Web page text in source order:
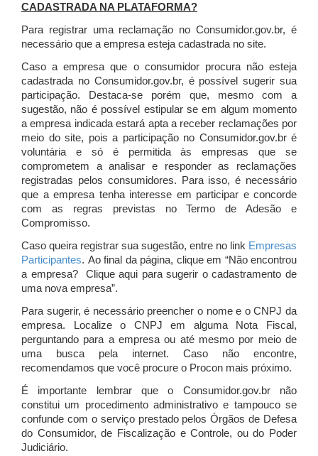
CADASTRADA NA PLATAFORMA?
Para registrar uma reclamação no Consumidor.gov.br, é
necessário que a empresa esteja cadastrada no site.
Caso a empresa que o consumidor procura não esteja
cadastrada no Consumidor.gov.br, é possível sugerir sua
participação. Destaca-se porém que, mesmo com a
sugestão, não é possível estipular se em algum momento
a empresa indicada estará apta a receber reclamações por
meio do site, pois a participação no Consumidor.gov.br é
voluntária e só é permitida às empresas que se
comprometem a analisar e responder as reclamações
registradas pelos consumidores. Para isso, é necessário
que a empresa tenha interesse em participar e concorde
com as regras previstas no Termo de Adesão e
Compromisso.
Caso queira registrar sua sugestão, entre no link Empresas
Participantes. Ao final da página, clique em “Não encontrou
a empresa? Clique aqui para sugerir o cadastramento de
uma nova empresa”.
Para sugerir, é necessário preencher o nome e o CNPJ da
empresa. Localize o CNPJ em alguma Nota Fiscal,
perguntando para a empresa ou até mesmo por meio de
uma busca pela internet. Caso não encontre,
recomendamos que você procure o Procon mais próximo.
É importante lembrar que o Consumidor.gov.br não
constitui um procedimento administrativo e tampouco se
confunde com o serviço prestado pelos Órgãos de Defesa
do Consumidor, de Fiscalização e Controle, ou do Poder
Judiciário.